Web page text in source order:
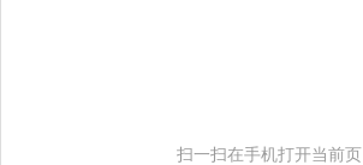
扫一扫在手机打开当前页